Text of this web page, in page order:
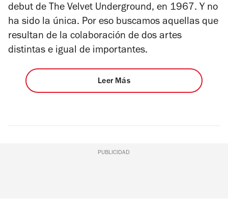
debut de The Velvet Underground, en 1967. Y no
ha sido la única. Por eso buscamos aquellas que
resultan de la colaboración de dos artes
distintas e igual de importantes.
Leer Más
PUBLICIDAD